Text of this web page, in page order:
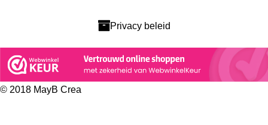
Privacy beleid
© 2018 MayB Crea